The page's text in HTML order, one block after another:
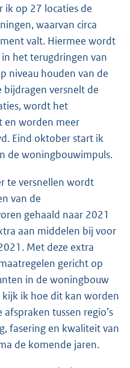
ik op 27 locaties de
waarvan circa
valt. Hiermee wordt
het terugdringen van
niveau houden van de
versnelt de
wordt het
en worden meer
Eind oktober start ik
de woningbouwimpuls.
te versnellen wordt
van de
gehaald naar 2021
aan middelen bij voor
Met deze extra
gericht op
in de woningbouw
ik hoe dit kan worden
tussen regio’s
fasering en kwaliteit van
de komende jaren.